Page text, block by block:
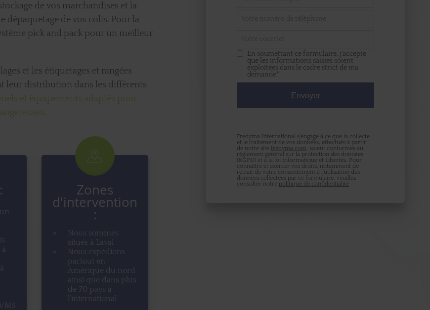
de vos marchandises et la
dépaquetage de vos colis. Pour la
pick and pack pour un meilleur
et les étiquetages et rangées
leur distribution dans les différents
et équipements adaptés pour
.
Zones
d'intervention
:
Nous sommes
situés à Laval
Nous expédions
partout en
Amérique du nord
ainsi que dans plus
de 70 pays à
l’international
En soumettant ce formulaire, j'accepte
que les informations saisies soient
exploitées dans le cadre strict de ma
demande*
Pour nous aider à distinguer les formulaires
remplis manuellement de ceux soumis
Fredyma International s'engage à ce que la collecte
et le traitement de vos données, effectués à partir
de notre site fredyma.com , soient conformes au
règlement général sur la protection des données
(RGPD) et à la loi Informatique et Libertés. Pour
connaître et exercer vos droits, notamment de
retrait de votre consentement à l'utilisation des
données collectées par ce formulaire, veuillez
consulter notre politique de confidentialité